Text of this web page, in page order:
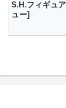
S.H.フィギュ
ュー]